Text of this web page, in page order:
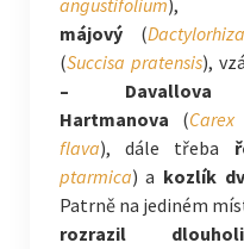
angustifolium),
májový(
(Succisa pratensis),
– Davallova
Hartmanova (
flava), dále třeba
ptarmica) a kozlík
Patrně na jediném
rozrazil